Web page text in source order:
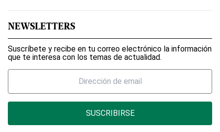
NEWSLETTERS
Suscríbete y recibe en tu correo electrónico la información
que te interesa con los temas de actualidad.
SUSCRIBIRSE